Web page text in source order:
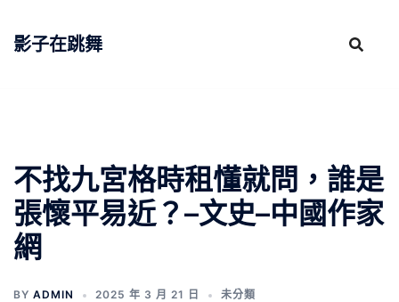
影子在跳舞
不找九宮格時租懂就問，誰是
張懷平易近？–文史–中國作家
網
BY ADMIN 2025 年 3 月 21 日 未分類